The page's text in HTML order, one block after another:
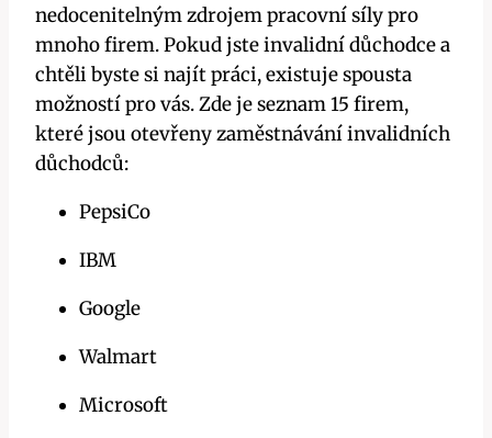
nedocenitelným zdrojem pracovní síly pro
mnoho firem. Pokud jste invalidní důchodce a
chtěli byste si najít práci, existuje spousta
možností pro vás. Zde je seznam 15 firem,
které jsou otevřeny zaměstnávání invalidních
důchodců:
PepsiCo
IBM
Google
Walmart
Microsoft